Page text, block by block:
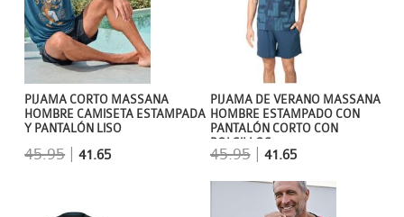
PIJAMA DE VERANO MASSANA
HOMBRE ESTAMPADO CON
PANTALÓN CORTO CON
BOLSILLOS
45.95| 41.65
PIJAMA CORTO MASSANA
HOMBRE CAMISETA ESTAMPADA
Y PANTALÓN LISO
45.95 |41.65